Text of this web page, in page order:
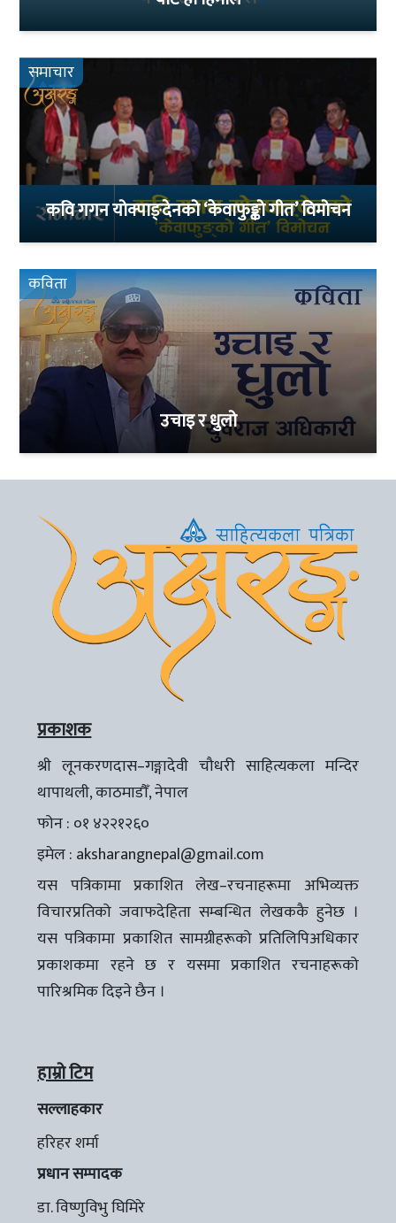
समाचार
कवि गगन योक्पाङ्देनको ‘केवाफुङ्को गीत’ विमोचन
कविता
उचाइ र धुलो
प्रकाशक
श्री लूनकरणदास–गङ्गादेवी चौधरी साहित्यकला मन्दिर
थापाथली, काठमाडौँ, नेपाल
फोन : ०१ ४२२१२६०
इमेल : aksharangnepal@gmail.com
यस पत्रिकामा प्रकाशित लेख–रचनाहरूमा अभिव्यक्त
विचारप्रतिको जवाफदेहिता सम्बन्धित लेखककै हुनेछ ।
यस पत्रिकामा प्रकाशित सामग्रीहरूको प्रतिलिपिअधिकार
प्रकाशकमा रहने छ र यसमा प्रकाशित रचनाहरूको
पारिश्रमिक दिइने छैन ।
हाम्रो टिम
सल्लाहकार
हरिहर शर्मा
प्रधान सम्पादक
डा. विष्णुविभु घिमिरे